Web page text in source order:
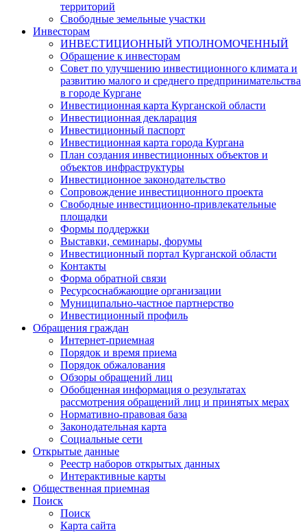
территорий
Свободные земельные участки
Инвесторам
ИНВЕСТИЦИОННЫЙ УПОЛНОМОЧЕННЫЙ
Обращение к инвесторам
Совет по улучшению инвестиционного климата и
развитию малого и среднего предпринимательства
в городе Кургане
Инвестиционная карта Курганской области
Инвестиционная декларация
Инвестиционный паспорт
Инвестиционная карта города Кургана
План создания инвестиционных объектов и
объектов инфраструктуры
Инвестиционное законодательство
Сопровождение инвестиционного проекта
Свободные инвестиционно-привлекательные
площадки
Формы поддержки
Выставки, семинары, форумы
Инвестиционный портал Курганской области
Контакты
Форма обратной связи
Ресурсоснабжающие организации
Муниципально-частное партнерство
Инвестиционный профиль
Обращения граждан
Интернет-приемная
Порядок и время приема
Порядок обжалования
Обзоры обращений лиц
Обобщенная информация о результатах
рассмотрения обращений лиц и принятых мерах
Нормативно-правовая база
Законодательная карта
Социальные сети
Открытые данные
Реестр наборов открытых данных
Интерактивные карты
Общественная приемная
Поиск
Поиск
Карта сайта